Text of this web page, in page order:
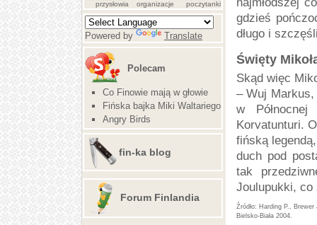
przysłowia organizacje poczytanki
Powered by Translate
Polecam
Co Finowie mają w głowie
Fińska bajka Miki Waltariego
Angry Birds
fin-ka blog
Forum Finlandia
gdzieś
długo i
Święty
Skąd więc
– Wuj Markus,
w
Korvatunturi.
fińską
duch pod
tak
Joulupukki, co
Harding P.,
Bielsko-Biała 2004.